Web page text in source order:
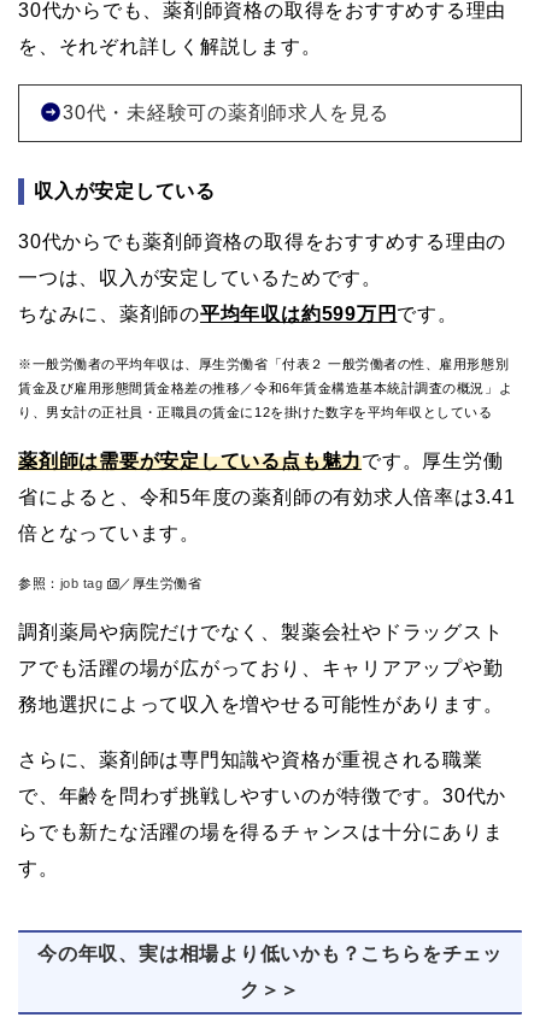
30代からでも、薬剤師資格の取得をおすすめする理由
を、それぞれ詳しく解説します。
30代・未経験可の薬剤師求人を見る
収入が安定している
30代からでも薬剤師資格の取得をおすすめする理由の
一つは、収入が安定しているためです。
ちなみに、薬剤師の平均年収は約599万円 です。
※一般労働者の平均年収は、厚生労働省「付表２ 一般労働者の性、雇用形態別
賃金及び雇用形態間賃金格差の推移／令和6年賃金構造基本統計調査の概況」よ
り、男女計の正社員・正職員の賃金に12を掛けた数字を平均年収としている
薬剤師は需要が安定している点も魅力です。厚生労働
省によると、令和5年度の薬剤師の有効求人倍率は3.41
倍となっています。
参照： job tag ／厚生労働省
調剤薬局や病院だけでなく、製薬会社やドラッグスト
アでも活躍の場が広がっており、キャリアアップや勤
務地選択によって収入を増やせる可能性があります。
さらに、薬剤師は専門知識や資格が重視される職業
で、年齢を問わず挑戦しやすいのが特徴です。30代か
らでも新たな活躍の場を得るチャンスは十分にありま
す。
今の年収、実は相場より低いかも？こちらをチェッ
ク＞＞